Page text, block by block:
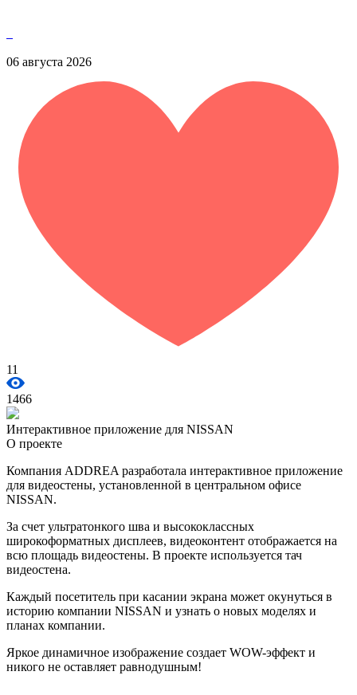
06 августа 2026
11
1466
Интерактивное приложение для NISSAN
О проекте
Компания ADDREA разработала интерактивное приложение
для видеостены, установленной в центральном офисе
NISSAN.
За счет ультратонкого шва и высококлассных
широкоформатных дисплеев, видеоконтент отображается на
всю площадь видеостены. В проекте используется тач
видеостена.
Каждый посетитель при касании экрана может окунуться в
историю компании NISSAN и узнать о новых моделях и
планах компании.
Яркое динамичное изображение создает WOW-эффект и
никого не оставляет равнодушным!